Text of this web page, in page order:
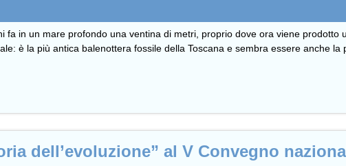
fa in un mare profondo una ventina di metri, proprio dove ora viene
è la più antica balenottera fossile della Toscana e sembra essere anche
dell’evoluzione” al V Convegno